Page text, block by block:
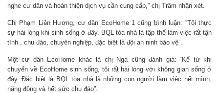
nghe cư dân và hoàn thiện dịch vụ cần cung cấp,” chị Trâm nhận xét.
Chị Phạm Liên Hương, cư dân EcoHome 1 cũng bình luận: “Tôi thực
sự hài lòng khi sinh sống ở đây. BQL tòa nhà là tập thể làm việc rất tận
tình , chu đáo, chuyên nghiệp, đặc biệt là đội an ninh bảo vệ”.
Một cư dân EcoHome khác là chị Nga cũng đánh giá: “Kể từ khi
chuyển về EcoHome sinh sống, tôi rất hài lòng với không gian sống ở
đây. Đặc biệt là BQL tòa nhà là những con người làm việc hết mình,
năng động và hết sức chu đáo”.